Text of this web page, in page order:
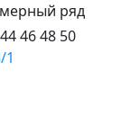
ряд
46 48 50
1